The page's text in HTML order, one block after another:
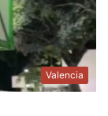
Valencia